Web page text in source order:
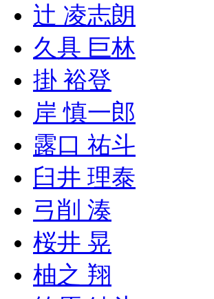
辻 凌志朗
久具 巨林
掛 裕登
岸 慎一郎
露口 祐斗
臼井 理泰
弓削 湊
桜井 晃
柚之 翔